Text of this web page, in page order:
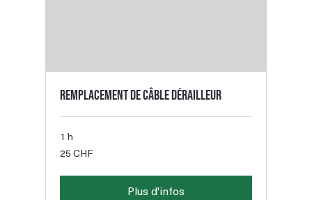
Remplacement de câble dérailleur
1 h
25
francs
25 CHF
Plus d'infos